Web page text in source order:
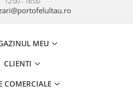
MEU
CLIENTI
COMERCIALE